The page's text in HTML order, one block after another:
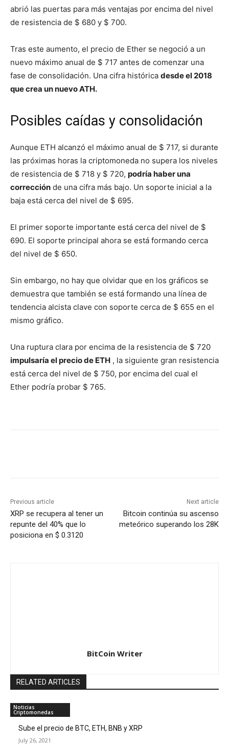
abrió las puertas para más ventajas por encima del nivel
de resistencia de $ 680 y $ 700.
Tras este aumento, el precio de Ether se negoció a un
nuevo máximo anual de $ 717 antes de comenzar una
fase de consolidación. Una cifra histórica desde el 2018
que crea un nuevo ATH.
Posibles caídas y consolidación
Aunque ETH alcanzó el máximo anual de $ 717, si durante
las próximas horas la criptomoneda no supera los niveles
de resistencia de $ 718 y $ 720, podría haber una
corrección de una cifra más bajo. Un soporte inicial a la
baja está cerca del nivel de $ 695.
El primer soporte importante está cerca del nivel de $
690. El soporte principal ahora se está formando cerca
del nivel de $ 650.
Sin embargo, no hay que olvidar que en los gráficos se
demuestra que también se está formando una línea de
tendencia alcista clave con soporte cerca de $ 655 en el
mismo gráfico.
Una ruptura clara por encima de la resistencia de $ 720
impulsaría el precio de ETH , la siguiente gran resistencia
está cerca del nivel de $ 750, por encima del cual el
Ether podría probar $ 765.
Previous article
XRP se recupera al tener un
repunte del 40% que lo
posiciona en $ 0.3120
Next article
Bitcoin continúa su ascenso
meteórico superando los 28K
BitCoin Writer
RELATED ARTICLES
Noticias
Criptomonedas
Sube el precio de BTC, ETH, BNB y XRP
July 26, 2021